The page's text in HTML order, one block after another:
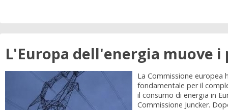
L'Europa dell'energia muove i
La Commissione europea
fondamentale per il
il consumo di energia in
Commissione Juncker.